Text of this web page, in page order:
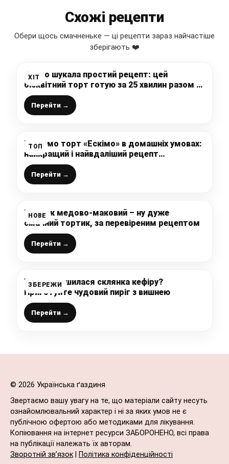
Схожі рецепти
Обери щось смачненьке — ці рецепти зараз найчастіше
зберігають ❤️
ХІТ
Довго шукала простий рецепт: цей
бісквітний торт готую за 25 хвилин разом з
випічкою, дуже смачний і при цьому
швидко і просто готується
Перейти →
ТОП
Готуємо торт «Ескімо» в домашніх умовах:
найкращий і найвдаліший рецепт
приготування, виходить так смачно, що
неможливо відірватись
Перейти →
НОВЕ
Пляцок медово-маковий – ну дуже
смачний тортик, за перевіреним рецептом
Перейти →
ЗБЕРЕЖИ
У вас залишилася склянка кефіру?
Приготуйте чудовий пиріг з вишнею
Перейти →
© 2026 Українська ґаздиня
Звертаємо вашу увагу на те, що матеріали сайту несуть
ознайомлювальний характер і ні за яких умов не є
публічною офертою або методиками для лікування.
Копіювання на інтернет ресурси ЗАБОРОНЕНО, всі права
на публікації належать їх авторам.
Зворотній зв’язок
Політика конфіденційності